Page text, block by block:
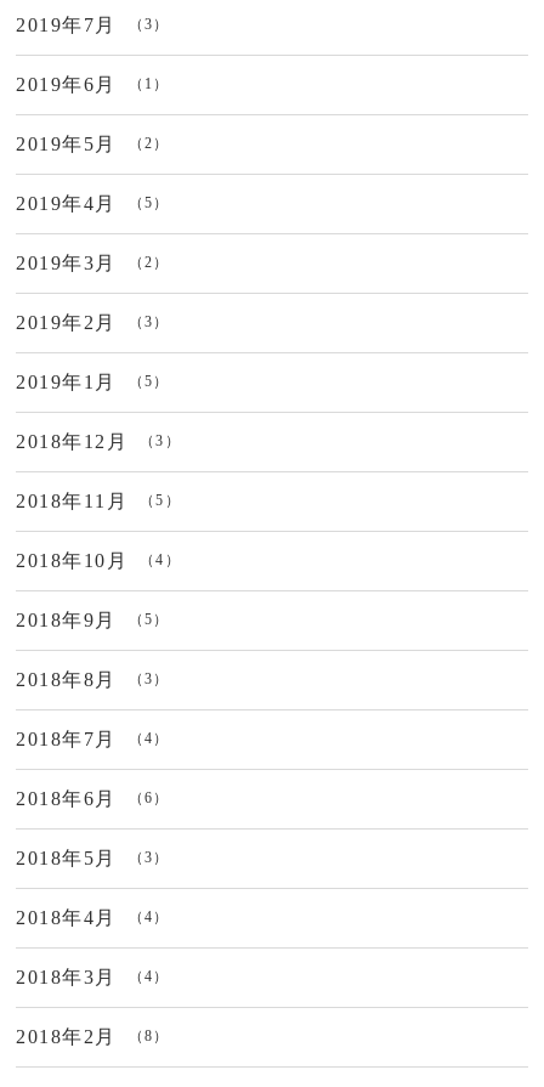
2019年7月 （3）
2019年6月 （1）
2019年5月 （2）
2019年4月 （5）
2019年3月 （2）
2019年2月 （3）
2019年1月 （5）
2018年12月 （3）
2018年11月 （5）
2018年10月 （4）
2018年9月 （5）
2018年8月 （3）
2018年7月 （4）
2018年6月 （6）
2018年5月 （3）
2018年4月 （4）
2018年3月 （4）
2018年2月 （8）